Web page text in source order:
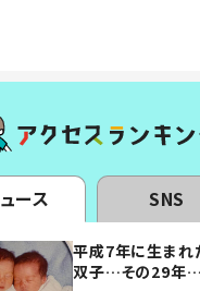
ース SNS
平成7年に生まれ
双子…その29年後